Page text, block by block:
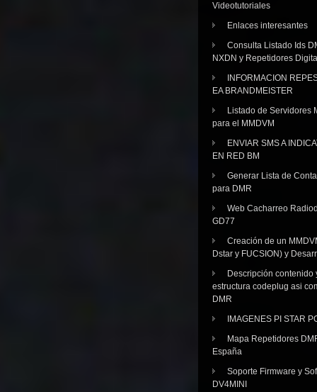
Videotutoriales
Enlaces interesantes
Consulta Listado Ids
NXDN y Repetidores
INFORMACION
EA BRANDMEISTER
Listado de Servidores
para el MMDVM
ENVIAR SMS A
EN RED BM
Generar Lista de
para DMR
Web Cacharreo
GD77
Creación de un
Dstar y FUCSION) y
Descripción contenido
estructura codeplug asi
DMR
IMAGENES PI STAR
Mapa Repetidores
España
Soporte Firmware y
DV4MINI